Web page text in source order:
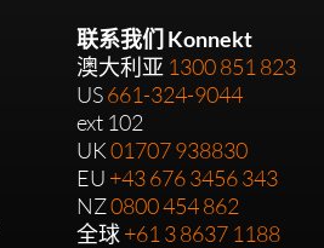
联系我们 Konnekt
澳大利亚 1300 851 823
US661-324-9044
ext 102
UK01707 938830
EU +43 676 3456 343
NZ0800 454 862
全球+61 3 8637 1188